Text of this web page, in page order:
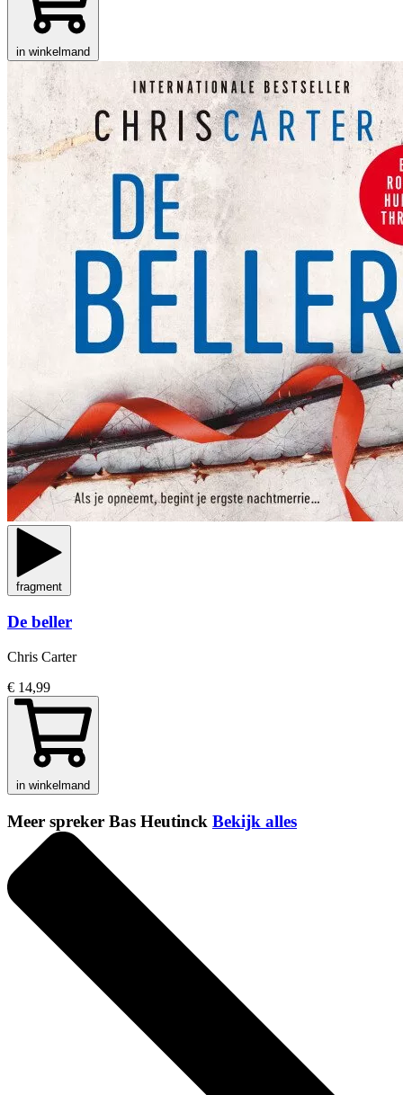
in winkelmand
fragment
De beller
Chris Carter
€ 14,99
in winkelmand
Meer spreker Bas Heutinck Bekijk alles